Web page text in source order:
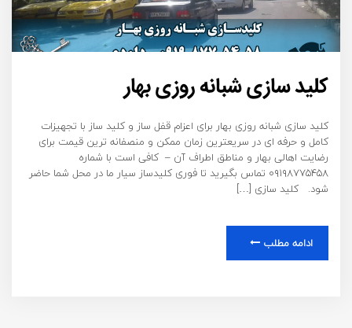
کلید سازی شبانه روزی بهار
کلید سازی شبانه روزی بهار برای اعزام قفل ساز و کلید ساز با تجهیزات
کامل و حرفه ای در سریعترین زمان ممکن و منصفانه ترین قیمت برای
رضایت اهالی بهار و مناطق اطراف آن – کافی است با شماره
۰۹۱۹۸۷۷۵۴۵۸ تماس بگیرید تا فوری کلیدساز سیار ما در محل شما حاضر
شود. کلید سازی […]
ادامه مطلب